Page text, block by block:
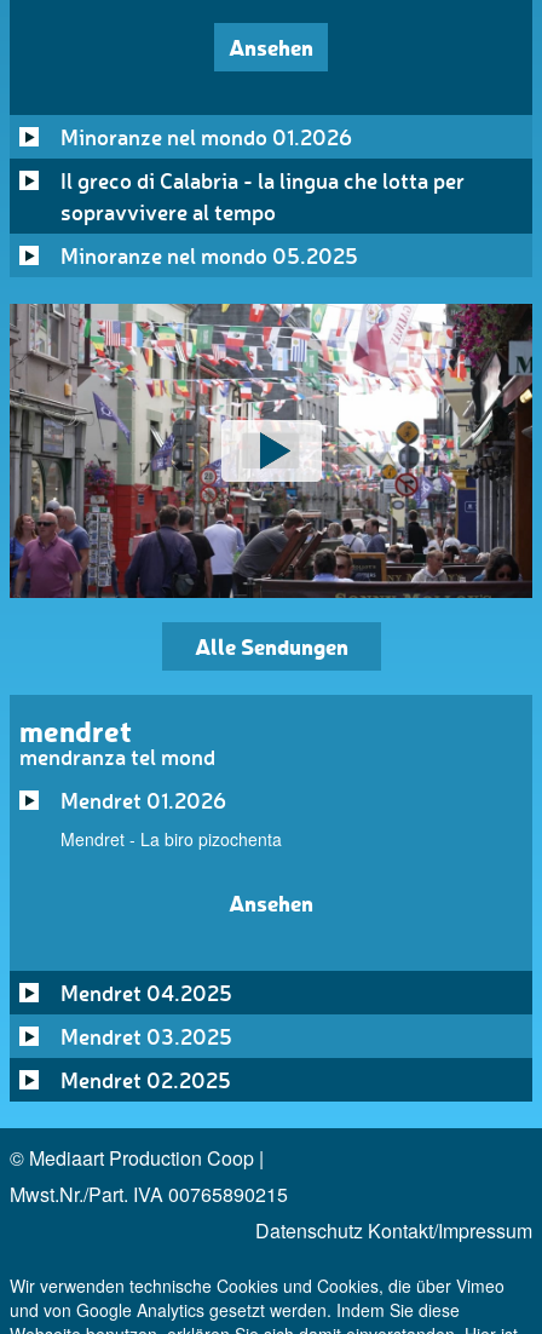
Ansehen
Minoranze nel mondo 01.2026
Il greco di Calabria - la lingua che lotta per
sopravvivere al tempo
Minoranze nel mondo 05.2025
Alle Sendungen
mendret
mendranza tel mond
Mendret 01.2026
Mendret - La biro pizochenta
Ansehen
Mendret 04.2025
Mendret 03.2025
Mendret 02.2025
© Mediaart Production Coop |
Mwst.Nr./Part. IVA 00765890215
Datenschutz Kontakt/Impressum
Wir verwenden technische Cookies und Cookies, die über Vimeo
und von Google Analytics gesetzt werden. Indem Sie diese